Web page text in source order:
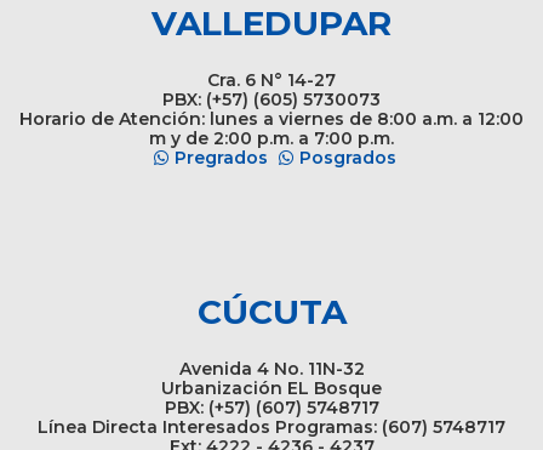
VALLEDUPAR
Cra. 6 N° 14-27
PBX: (+57) (605) 5730073
Horario de Atención: lunes a viernes de 8:00 a.m. a 12:00
m y de 2:00 p.m. a 7:00 p.m.
Pregrados
Posgrados
CÚCUTA
Avenida 4 No. 11N-32
Urbanización EL Bosque
PBX: (+57) (607) 5748717
Línea Directa Interesados Programas: (607) 5748717